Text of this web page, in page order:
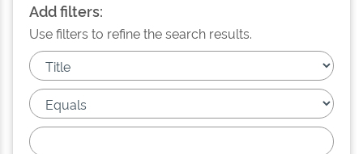
Add filters:
Use filters to refine the search results.